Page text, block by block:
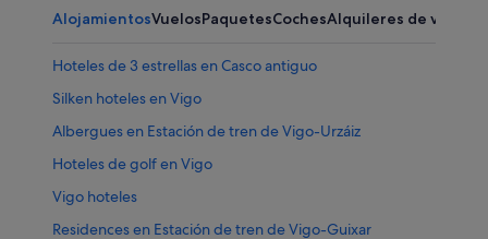
AlojamientosVuelosPaquetesCochesAlquileres de
Hoteles de 3 estrellas en Casco antiguo
Silken hoteles en Vigo
Albergues en Estación de tren de Vigo-Urzáiz
Hoteles de golf en Vigo
Vigo hoteles
Residences en Estación de tren de Vigo-Guixar